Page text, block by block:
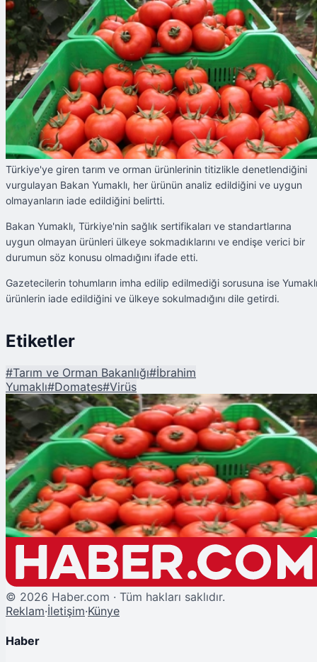
Türkiye'ye giren tarım ve orman ürünlerinin titizlikle denetlendiğini
vurgulayan Bakan Yumaklı, her ürünün analiz edildiğini ve uygun
olmayanların iade edildiğini belirtti.
Bakan Yumaklı, Türkiye'nin sağlık sertifikaları ve standartlarına
uygun olmayan ürünleri ülkeye sokmadıklarını ve endişe verici bir
durumun söz konusu olmadığını ifade etti.
Gazetecilerin tohumların imha edilip edilmediği sorusuna ise
ürünlerin iade edildiğini ve ülkeye sokulmadığını dile getirdi.
Etiketler
#Tarım ve Orman Bakanlığı#İbrahim
Yumaklı#Domates#Virüs
Şu An Okunan
Bakan Yumaklı'dan Virüslü Domates Tohumları İle İlgili Flaş Açıklama!
© 2026 Haber.com · Tüm hakları saklıdır.
Reklam·İletişim·Künye
Haber